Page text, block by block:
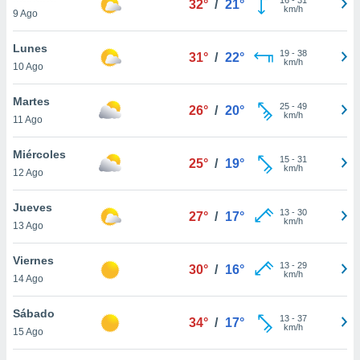
más
nuestra
y
de
disponible
cookies
aceptar
9 Ago
32° / 21°
km/h
Lunes
10 Ago
31° / 22° 19- 38
km/h
Martes
11 Ago
26° / 20° 25- 49
km/h
Miércoles
12 Ago
25° / 19° 15- 31
km/h
Jueves
13 Ago
27° / 17° 13- 30
km/h
Viernes
14 Ago
30° / 16° 13- 29
km/h
Sábado
15 Ago
34° / 17° 13- 37
km/h